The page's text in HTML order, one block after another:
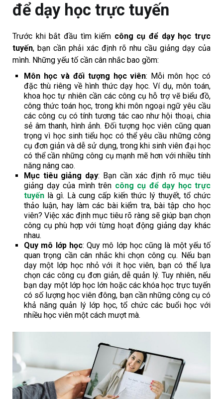
để dạy học trực tuyến
Trước khi bắt đầu tìm kiếm công cụ để dạy học trực
tuyến, bạn cần phải xác định rõ nhu cầu giảng dạy của
mình. Những yếu tố cần cân nhắc bao gồm:
Môn học và đối tượng học viên: Mỗi môn học có
đặc thù riêng về hình thức dạy học. Ví dụ, môn toán,
khoa học tự nhiên cần các công cụ hỗ trợ vẽ biểu đồ,
công thức toán học, trong khi môn ngoại ngữ yêu cầu
các công cụ có tính tương tác cao như hội thoại, chia
sẻ âm thanh, hình ảnh. Đối tượng học viên cũng quan
trọng vì học sinh tiểu học có thể yêu cầu những công
cụ đơn giản và dễ sử dụng, trong khi sinh viên đại học
có thể cần những công cụ mạnh mẽ hơn với nhiều tính
năng nâng cao.
Mục tiêu giảng dạy: Bạn cần xác định rõ mục tiêu
giảng dạy của mình trên công cụ để dạy học trực
tuyến là gì. Là cung cấp kiến thức lý thuyết, tổ chức
thảo luận, hay làm các bài kiểm tra, bài tập cho học
viên? Việc xác định mục tiêu rõ ràng sẽ giúp bạn chọn
công cụ phù hợp với từng hoạt động giảng dạy khác
nhau.
Quy mô lớp học: Quy mô lớp học cũng là một yếu tố
quan trọng cần cân nhắc khi chọn công cụ. Nếu bạn
dạy một lớp học nhỏ với ít học viên, bạn có thể lựa
chọn các công cụ đơn giản, dễ quản lý. Tuy nhiên, nếu
bạn dạy một lớp học lớn hoặc các khóa học trực tuyến
có số lượng học viên đông, bạn cần những công cụ có
khả năng quản lý lớp học, tổ chức các buổi học với
nhiều học viên một cách mượt mà.